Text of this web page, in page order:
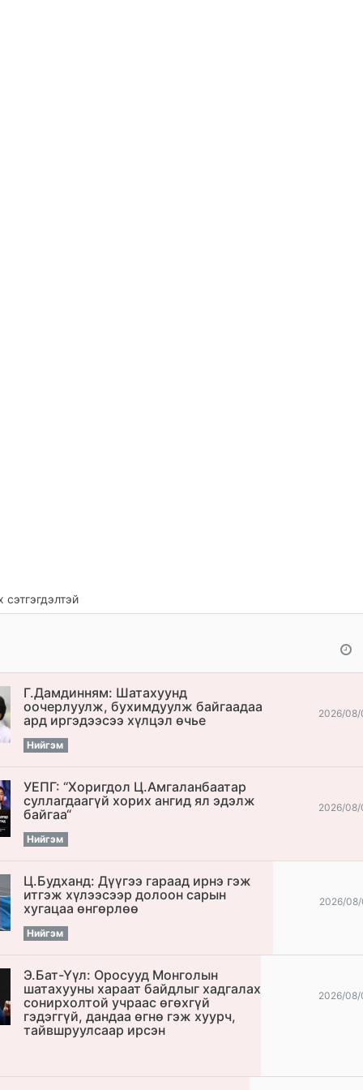
Г.Дамдинням: Шатахуунд
оочерлуулж, бухимдуулж байгаадаа
ард иргэдээсээ хүлцэл өчье
Нийгэм
2026/08/
УЕПГ: “Хоригдол Ц.Амгаланбаатар
cуллагдаагүй хорих ангид ял эдэлж
байгаа“
Нийгэм
2026/08/
Ц.Будханд: Дүүгээ гараад ирнэ гэж
итгэж хүлээсээр долоон сарын
хугацаа өнгөрлөө
Нийгэм
2026/
Э.Бат-Үүл: Оросууд Монголын
шатахууны хараат байдлыг хадгалах
сонирхолтой учраас өгөхгүй
гэдэггүй, дандаа өгнө гэж хуурч,
тайвшруулсаар ирсэн
2026/08/